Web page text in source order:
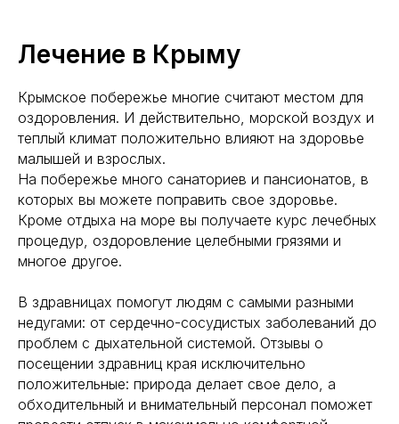
Лечение в Крыму
Крымское побережье многие считают местом для
оздоровления. И действительно, морской воздух и
теплый климат положительно влияют на здоровье
малышей и взрослых.
На побережье много санаториев и пансионатов, в
которых вы можете поправить свое здоровье.
Кроме отдыха на море вы получаете курс лечебных
процедур, оздоровление целебными грязями и
многое другое.
В здравницах помогут людям с самыми разными
недугами: от сердечно-сосудистых заболеваний до
проблем с дыхательной системой. Отзывы о
посещении здравниц края исключительно
положительные: природа делает свое дело, а
обходительный и внимательный персонал поможет